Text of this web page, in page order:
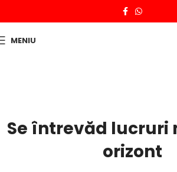
MENIU
Se întrevăd lucruri
orizont